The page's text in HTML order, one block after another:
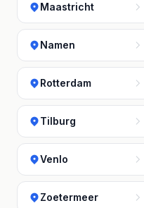
Maastricht
Namen
Rotterdam
Tilburg
Venlo
Zoetermeer